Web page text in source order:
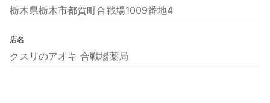
栃木県栃木市都賀町合戦場1009番地4
店名
クスリのアオキ 合戦場薬局